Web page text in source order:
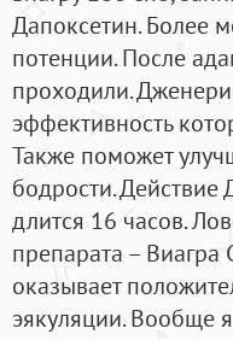
Дапоксетин. Более
потенции. После
проходили.
эффективность
Также поможет
бодрости. Действие
длится 16 часов.
препарата – Виагра
оказывает
эякуляции. Вообще